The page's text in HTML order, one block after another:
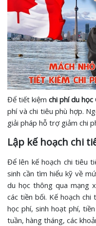
Để tiết kiệm chi phí du học
phí và chi tiêu phù hợp.
giải pháp hỗ trợ giảm chi
Lập kế hoạch chi
Để lên kế hoạch chi tiêu
sinh cần tìm hiểu kỹ về
du học thông qua mạng
các tiền bối. Kế hoạch chi
học phí, sinh hoạt phí,
tuần, hàng tháng, các